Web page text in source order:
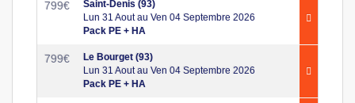
799€
Saint-Denis (93)
Lun 31 Aout au Ven 04 Septembre 2026
Pack PE + HA
799€
Le Bourget (93)
Lun 31 Aout au Ven 04 Septembre 2026
Pack PE + HA